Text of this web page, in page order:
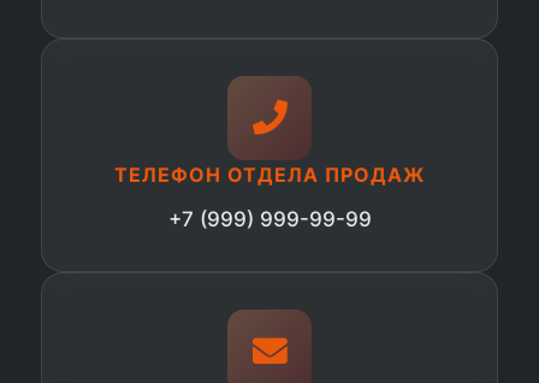
ТЕЛЕФОН ОТДЕЛА ПРОДАЖ
+7 (999) 999-99-99